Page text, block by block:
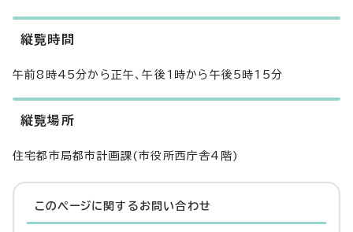
縦覧時間
午前8時45分から正午、午後1時から午後5時15分
縦覧場所
住宅都市局都市計画課(市役所西庁舎4階)
このページに関する お問い合わせ